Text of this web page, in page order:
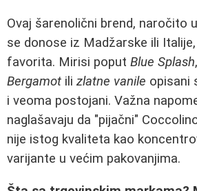
Ovaj šarenolični brend, naročito
se donose iz Madžarske ili
favorita. Mirisi poput Blue Splash,
Bergamot ili zlatne vanile opisani
i veoma postojani. Važna
naglašavaju da "pijačni"
nije istog kvaliteta kao
varijante u većim pakovanjima.